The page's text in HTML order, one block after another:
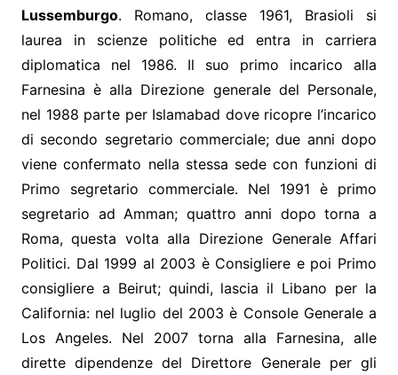
Lussemburgo. Romano, classe 1961, Brasioli si
laurea in scienze politiche ed entra in carriera
diplomatica nel 1986. Il suo primo incarico alla
Farnesina è alla Direzione generale del Personale,
nel 1988 parte per Islamabad dove ricopre l’incarico
di secondo segretario commerciale; due anni dopo
viene confermato nella stessa sede con funzioni di
Primo segretario commerciale. Nel 1991 è primo
segretario ad Amman; quattro anni dopo torna a
Roma, questa volta alla Direzione Generale Affari
Politici. Dal 1999 al 2003 è Consigliere e poi Primo
consigliere a Beirut; quindi, lascia il Libano per la
California: nel luglio del 2003 è Console Generale a
Los Angeles. Nel 2007 torna alla Farnesina, alle
dirette dipendenze del Direttore Generale per gli